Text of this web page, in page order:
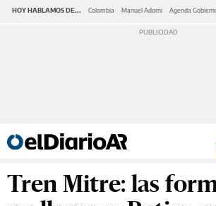
HOY HABLAMOS DE... Colombia Manuel Adorni Agenda
Tren Mitre: las